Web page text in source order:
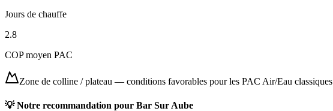
Jours de chauffe
2.8
COP moyen PAC
Zone de colline / plateau — conditions favorables pour les PAC Air/Eau classiques
💡 Notre recommandation pour Bar Sur Aube